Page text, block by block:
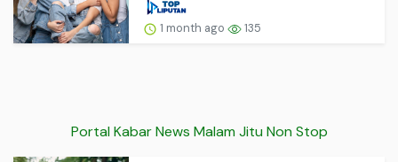
1 month ago 135
Portal Kabar News Malam Jitu Non Stop